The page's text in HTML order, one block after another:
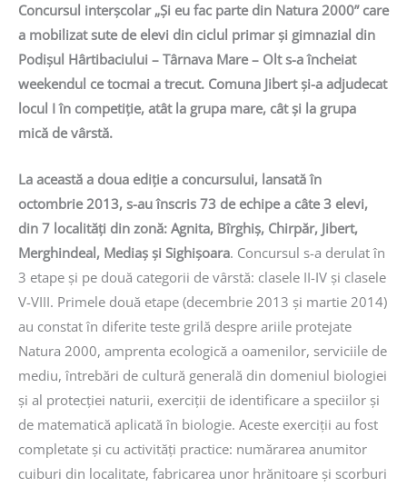
Concursul interșcolar „Și eu fac parte din Natura 2000” care
a mobilizat sute de elevi din ciclul primar și gimnazial din
Podișul Hârtibaciului – Târnava Mare – Olt s-a încheiat
weekendul ce tocmai a trecut. Comuna Jibert și-a adjudecat
locul I în competiție, atât la grupa mare, cât și la grupa
mică de vârstă.
La această a doua ediție a concursului, lansată în
octombrie 2013, s-au înscris 73 de echipe a câte 3 elevi,
din 7 localități din zonă: Agnita, Bîrghiș, Chirpăr, Jibert,
Merghindeal, Mediaș și Sighișoara. Concursul s-a derulat în
3 etape și pe două categorii de vârstă: clasele II-IV și clasele
V-VIII. Primele două etape (decembrie 2013 și martie 2014)
au constat în diferite teste grilă despre ariile protejate
Natura 2000, amprenta ecologică a oamenilor, serviciile de
mediu, întrebări de cultură generală din domeniul biologiei
și al protecției naturii, exerciții de identificare a speciilor și
de matematică aplicată în biologie. Aceste exerciții au fost
completate și cu activități practice: numărarea anumitor
cuiburi din localitate, fabricarea unor hrănitoare și scorburi